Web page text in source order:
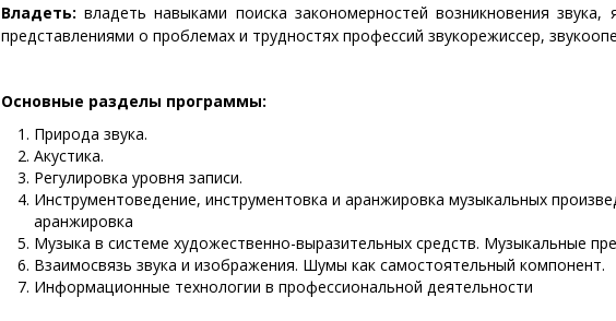
Владеть: владеть навыками поиска закономерностей возникновения
представлениями о проблемах и трудностях профессий звукорежиссер,
Основные разделы программы:
Природа звука.
Акустика.
Регулировка уровня записи.
Инструментоведение, инструментовка и аранжировка музыкальных
аранжировка
Музыка в системе художественно-выразительных средств. Музыкальные
Взаимосвязь звука и изображения. Шумы как самостоятельный компонент.
Информационные технологии в профессиональной деятельности